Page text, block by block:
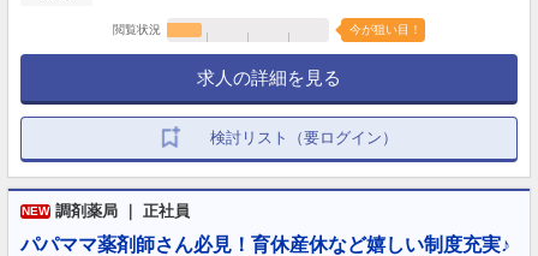
閲覧状況 今が狙い目！
求人の詳細を見る
検討リスト（要ログイン）
NEW 調剤薬局 ｜ 正社員
パパママ薬剤師さん必見！育休産休など嬉しい制度充実♪